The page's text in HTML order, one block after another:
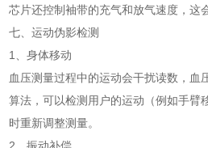
芯片还控制袖带的充气和放气速度，这
七、运动伪影检测
1、身体移动
血压测量过程中的运动会干扰读数，血
算法，可以检测用户的运动（例如手臂
时重新调整测量。